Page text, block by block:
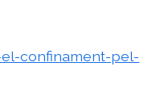
confinament-pel-